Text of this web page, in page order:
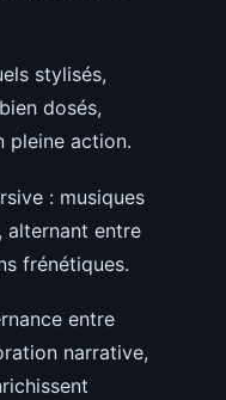
stylisés,
dosés,
pleine action.
: musiques
alternant entre
frénétiques.
entre
narrative,